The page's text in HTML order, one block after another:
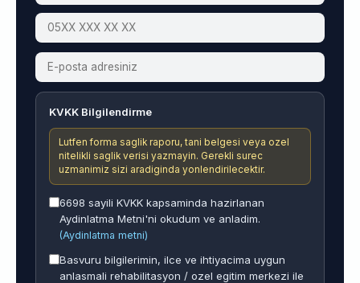
KVKK Bilgilendirme
Lutfen forma saglik raporu, tani belgesi veya ozel
nitelikli saglik verisi yazmayin. Gerekli surec
uzmanimiz sizi aradiginda yonlendirilecektir.
6698 sayili KVKK kapsaminda hazirlanan
Aydinlatma Metni'ni okudum ve anladim.
(Aydinlatma metni)
Basvuru bilgilerimin, ilce ve ihtiyacima uygun
anlasmali rehabilitasyon / ozel egitim merkezi ile